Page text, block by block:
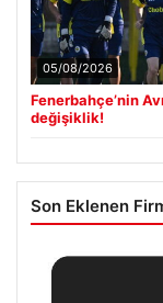
05/08/2026
Fenerbahçe’nin
değişiklik!
Son Eklenen